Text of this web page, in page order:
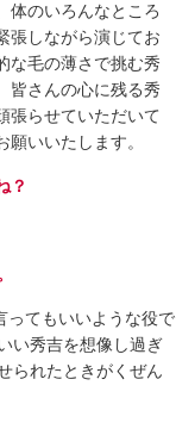
体のいろんなところ
張しながら演じてお
な毛の薄さで挑む秀
皆さんの心に残る秀
張らせていただいて
いいたします。
？
ってもいいような役で
い秀吉を想像し過ぎ
られたときがくぜん